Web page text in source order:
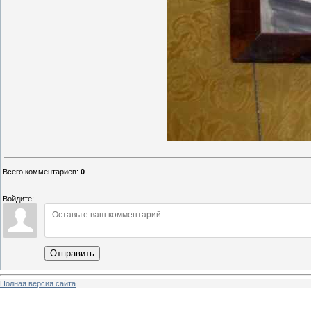
Всего комментариев: 0
Войдите:
Отправить
Полная версия сайта